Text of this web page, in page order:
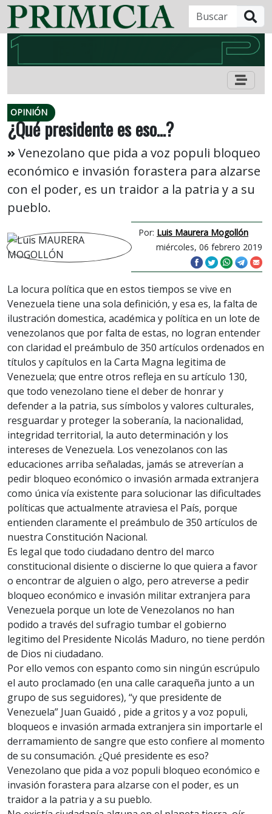
OPINIÓN
¿Qué presidente es eso…?
Venezolano que pida a voz populi bloqueo
económico e invasión forastera para alzarse
con el poder, es un traidor a la patria y a su
pueblo.
Por: Luis Maurera Mogollón
miércoles, 06 febrero 2019
La locura política que en estos tiempos se vive en
Venezuela tiene una sola definición, y esa es, la falta de
ilustración domestica, académica y política en un lote de
venezolanos que por falta de estas, no logran entender
con claridad el preámbulo de 350 artículos ordenados en
títulos y capítulos en la Carta Magna legitima de
Venezuela; que entre otros refleja en su artículo 130,
que todo venezolano tiene el deber de honrar y
defender a la patria, sus símbolos y valores culturales,
resguardar y proteger la soberanía, la nacionalidad,
integridad territorial, la auto determinación y los
intereses de Venezuela. Los venezolanos con las
educaciones arriba señaladas, jamás se atreverían a
pedir bloqueo económico o invasión armada extranjera
como única vía existente para solucionar las dificultades
políticas que actualmente atraviesa el País, porque
entienden claramente el preámbulo de 350 artículos de
nuestra Constitución Nacional.
Es legal que todo ciudadano dentro del marco
constitucional disiente o discierne lo que quiera a favor
o encontrar de alguien o algo, pero atreverse a pedir
bloqueo económico e invasión militar extranjera para
Venezuela porque un lote de Venezolanos no han
podido a través del sufragio tumbar el gobierno
legitimo del Presidente Nicolás Maduro, no tiene perdón
de Dios ni ciudadano.
Por ello vemos con espanto como sin ningún escrúpulo
el auto proclamado (en una calle caraqueña junto a un
grupo de sus seguidores), “y que presidente de
Venezuela” Juan Guaidó , pide a gritos y a voz populi,
bloqueos e invasión armada extranjera sin importarle el
derramamiento de sangre que esto confiere al momento
de su consumación. ¿Qué presidente es eso?
Venezolano que pida a voz populi bloqueo económico e
invasión forastera para alzarse con el poder, es un
traidor a la patria y a su pueblo.